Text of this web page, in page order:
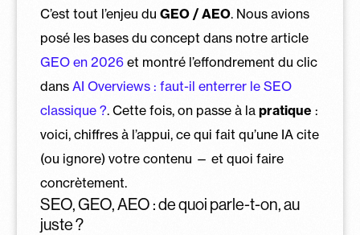
C’est tout l’enjeu du GEO / AEO. Nous avions
posé les bases du concept dans notre article
GEO en 2026et montré l’effondrement du clic
dans AI Overviews : faut-il enterrer le SEO
classique ?. Cette fois, on passe à la pratique :
voici, chiffres à l’appui, ce qui fait qu’une IA cite
(ou ignore) votre contenu — et quoi faire
concrètement.
SEO, GEO, AEO : de quoi parle-t-on, au
juste ?